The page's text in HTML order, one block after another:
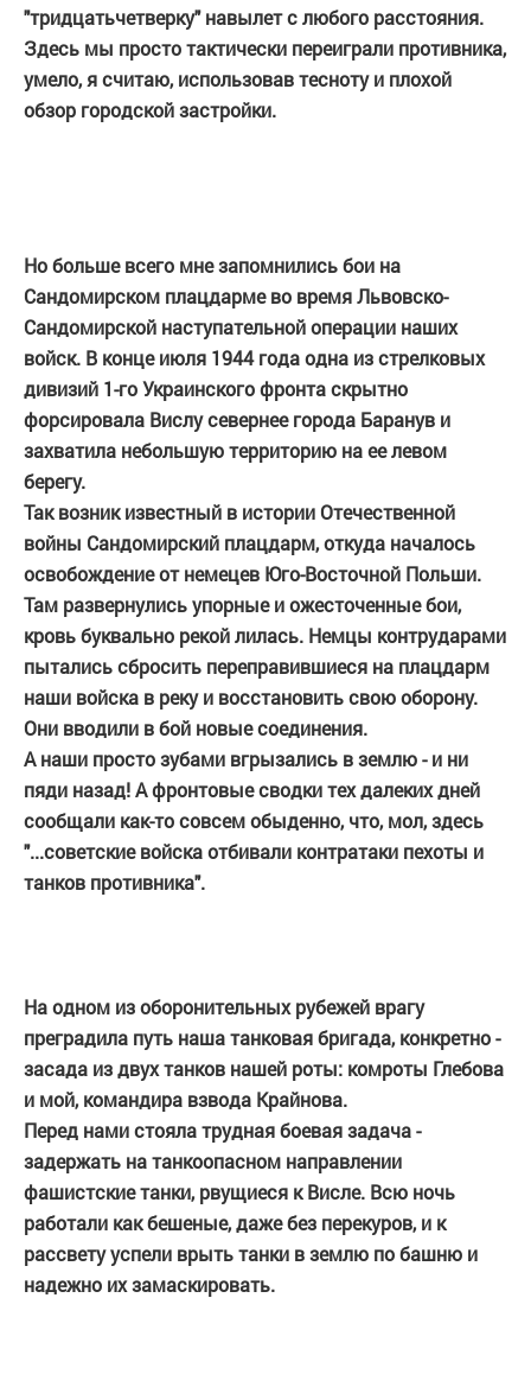
"тридцатьчетверку" навылет с любого расстояния.
Здесь мы просто тактически переиграли противника,
умело, я считаю, использовав тесноту и плохой
обзор городской застройки.
Но больше всего мне запомнились бои на
Сандомирском плацдарме во время Львовско-
Сандомирской наступательной операции наших
войск. В конце июля 1944 года одна из стрелковых
дивизий 1-го Украинского фронта скрытно
форсировала Вислу севернее города Баранув и
захватила небольшую территорию на ее левом
берегу.
Так возник известный в истории Отечественной
войны Сандомирский плацдарм, откуда началось
освобождение от немецев Юго-Восточной Польши.
Там развернулись упорные и ожесточенные бои,
кровь буквально рекой лилась. Немцы контрударами
пытались сбросить переправившиеся на плацдарм
наши войска в реку и восстановить свою оборону.
Они вводили в бой новые соединения.
А наши просто зубами вгрызались в землю - и ни
пяди назад! А фронтовые сводки тех далеких дней
сообщали как-то совсем обыденно, что, мол, здесь
"...советские войска отбивали контратаки пехоты и
танков противника".
На одном из оборонительных рубежей врагу
преградила путь наша танковая бригада, конкретно -
засада из двух танков нашей роты: комроты Глебова
и мой, командира взвода Крайнова.
Перед нами стояла трудная боевая задача -
задержать на танкоопасном направлении
фашистские танки, рвущиеся к Висле. Всю ночь
работали как бешеные, даже без перекуров, и к
рассвету успели врыть танки в землю по башню и
надежно их замаскировать.